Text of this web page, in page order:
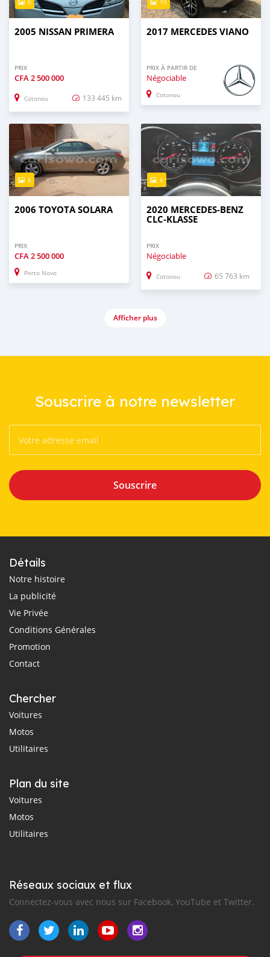
6
2005 NISSAN PRIMERA
PRIX
CFA2 500 000
Cotonou 133 445 km
10
2017 MERCEDES VIANO
PRIX À PARTIR DE
Négociable
Cotonou
6
2006 TOYOTA SOLARA
PRIX
CFA2 500 000
Porto Novo
6
2020 MERCEDES-BENZ
CLC-KLASSE
PRIX
Négociable
Cotonou 65 763 km
Afficher plus
Souscrire à notre newsletter
Souscrire
Détails
Notre histoire
La publicité
Vie Privée
Conditions Générales
Promotion
Contact
Chercher
Voitures
Motos
Utilitaires
Plan du site
Voitures
Motos
Utilitaires
Réseaux sociaux et flux
Connectez-vous avec nous sur Facebook, YouTube et Twitter.